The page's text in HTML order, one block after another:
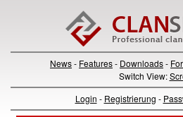
News- Features- Downloads-
Switch View:
Login - Registrierung -